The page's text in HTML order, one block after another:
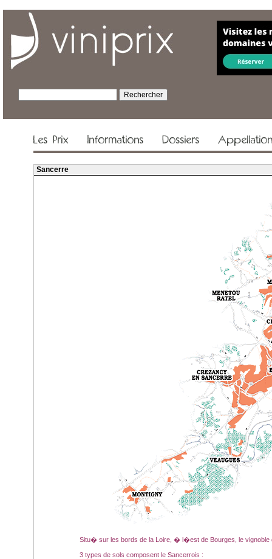
Les Prix Informations Dossiers
Sancerre
Situ� sur les bords de la Loire, � l�est de Bourges, le
3 types de sols composent le Sancerrois :